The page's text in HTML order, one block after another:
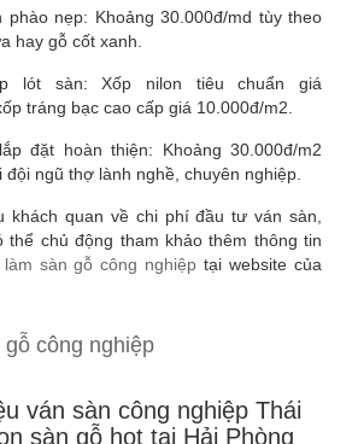
phào nẹp: Khoảng 30.000đ/md tùy theo
hay gỗ cốt xanh.
lót sàn: Xốp nilon tiêu chuẩn giá
tráng bạc cao cấp giá 10.000đ/m2.
đặt hoàn thiện: Khoảng 30.000đ/m2
ngũ thợ lành nghề, chuyên nghiệp.
khách quan về chi phí đầu tư ván sàn,
thể chủ động tham khảo thêm thông tin
sàn gỗ công nghiệp tại website của
gỗ công nghiệp
ván sàn công nghiệp Thái
sàn gỗ hot tại Hải Phòng